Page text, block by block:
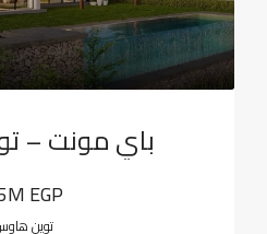
باي مونت –
EGP
توين